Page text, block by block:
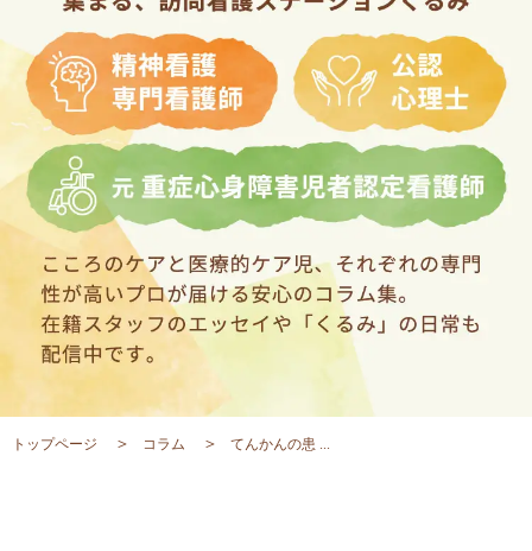
トップページ コラム てんかんの患 ...